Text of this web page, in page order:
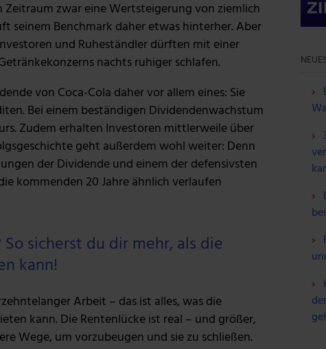
Zeitraum zwar eine Wertsteigerung von ziemlich
seinem Benchmark daher etwas hinterher. Aber
und Ruheständler dürften mit einer
nachts ruhiger schlafen.
von Coca-Cola daher vor allem eines: Sie
Bei einem beständigen Dividendenwachstum
Zudem erhalten Investoren mittlerweile über
geht außerdem wohl weiter: Denn
der Dividende und einem der defensivsten
kommenden 20 Jahre ähnlich verlaufen
sicherst du dir mehr, als die
kann!
Arbeit – das ist alles, was die
kann. Die Rentenlücke ist real – und größer,
Wege, um vorzubeugen und sie zu schließen.